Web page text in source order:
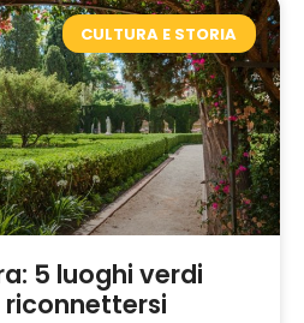
CULTURA E STORIA
5 luoghi verdi
riconnettersi